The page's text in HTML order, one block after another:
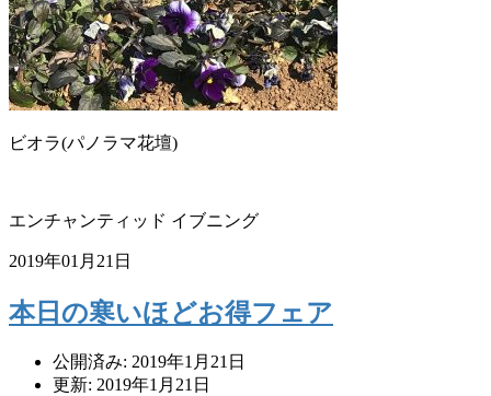
ビオラ(パノラマ花壇)
エンチャンティッド イブニング
2019年01月21日
本日の寒いほどお得フェア
公開済み: 2019年1月21日
更新: 2019年1月21日